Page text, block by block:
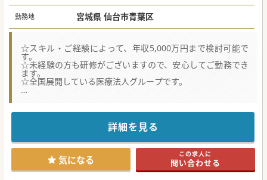
勤務地 宮城県 仙台市青葉区
☆スキル・ご経験によって、年収5,000万円まで検討可能で
す。
☆未経験の方も研修がございますので、安心してご勤務でき
ます。
☆全国展開している医療法人グループです。
野、治療にチャレンジしたい方を積極的に採用しています。
■美容系クリニックとしては珍しく、19時終了なのも嬉しい
ポイント。公私ともに充実できる職場環境です。
■スキル・症例数が多くなればご年収に反映されますので、
インセンティブも含み年収1億円も実現可能な美容クリニッ
クです。
【業務内容】
詳細を見る
気になる この求人に
問い合わせる